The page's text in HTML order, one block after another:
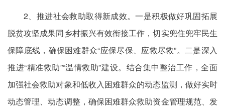
2、推进社会救助取得新成效。一是积极做好巩固拓展
脱贫攻坚成果同乡村振兴有效衔接工作，切实兜住兜牢民生
保障底线，确保困难群众“应保尽保、应救尽救”。二是深入
推进“精准救助”“温情救助”建设。结合集中整治工作，全面
加强社会救助对象和低收入困难群众的动态监测，做好实时
动态管理、动态调整，确保困难群众救助资金管理规范、发